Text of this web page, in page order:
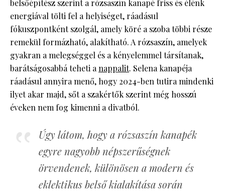
belsőépítész szerint a rózsaszín kanapé friss és élénk
energiával tölti fel a helyiséget, ráadásul
fókuszpontként szolgál, amely köré a szoba többi része
remekül formázható, alakítható. A rózsaszín, amelyek
gyakran a melegséggel és a kényelemmel társítanak,
barátságosabbá teheti anappalit. Selena kanapéja
ráadásul annyira menő, hogy 2024-ben tutira mindenki
ilyet akar majd, sőt a szakértők szerint még hosszú
éveken nem fog kimenni a divatból.
Úgy látom, hogy a rózsaszín kanapék
egyre nagyobb népszerűségnek
örvendenek, különösen a modern és
eklektikus belső kialakítása során